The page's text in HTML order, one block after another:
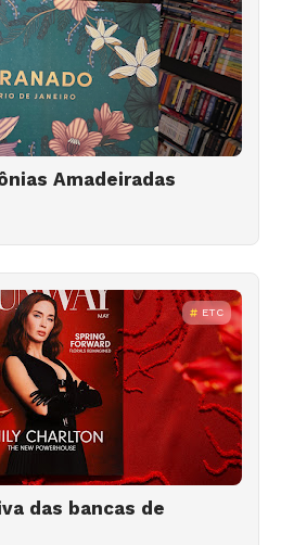
Amadeiradas
ETC
das bancas de